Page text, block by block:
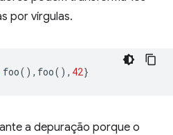
por vírgulas.
foo(), foo(), 42}
a depuração porque o